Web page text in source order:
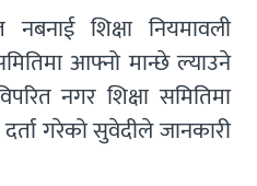
शिक्षा नियमावली
आफ्नो मान्छे ल्याउने
नगर शिक्षा समितिमा
गरेको सुवेदीले जानकारी